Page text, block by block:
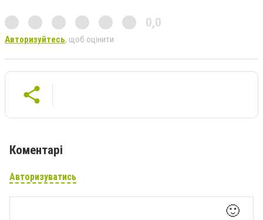
0,0
Авторизуйтесь, щоб оцінити
Коментарі
Авторизуватись
🙂